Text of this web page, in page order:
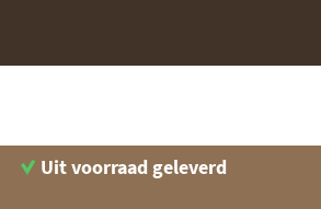
Uit voorraad geleverd